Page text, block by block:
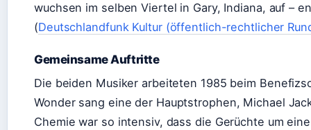
wuchsen im selben Viertel in Gary, Indiana, auf –
(Deutschlandfunk Kultur (öffentlich-rechtlicher
Gemeinsame Auftritte
Die beiden Musiker arbeiteten 1985 beim
Wonder sang eine der Hauptstrophen, Michael
Chemie war so intensiv, dass die Gerüchte um